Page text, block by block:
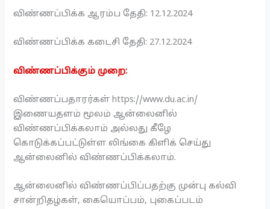
விண்ணப்பிக்க ஆரம்ப தேதி: 12.12.2024
விண்ணப்பிக்க கடைசி தேதி: 27.12.2024
விண்ணப்பிக்கும் முறை:
விண்ணப்பதாரர்கள் https://www.du.ac.in/
இணையதளம் மூலம் ஆன்லைனில்
விண்ணப்பிக்கலாம் அல்லது கீழே
கொடுக்கப்பட்டுள்ள லிங்கை கிளிக் செய்து
ஆன்லைனில் விண்ணப்பிக்கலாம்.
ஆன்லைனில் விண்ணப்பிப்பதற்கு முன்பு கல்வி
சான்றிதழ்கள், கையொப்பம், புகைப்படம்